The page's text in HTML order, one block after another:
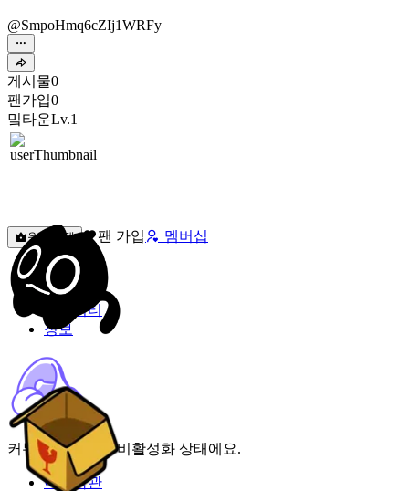
@SmpoHmq6cZIj1WRFy
게시물0
팬가입0
밐타운Lv.1
원픽선택 팬 가입 멤버십
밐타운
피드
커뮤니티
정보
커뮤니티 기능이 비활성화 상태에요.
이용약관